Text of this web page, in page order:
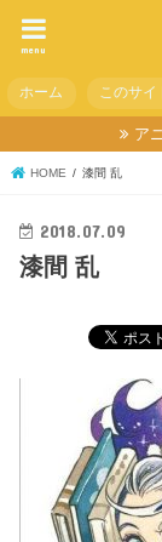
menu
ホーム このサイ
ア
HOME 漆間 乱
2018.07.09
漆間 乱